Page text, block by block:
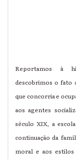
Reportamos à
descobrimos o fato
que concorria e
aos agentes
século XIX, a
continuação da
moral e aos estilos